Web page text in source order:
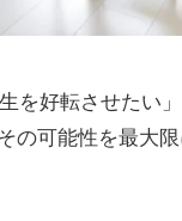
を好転させたい
の可能性を最大